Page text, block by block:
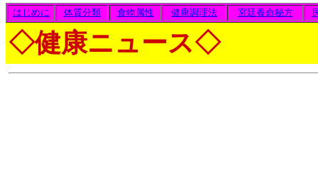
はじめに 体質分類 食物属性 健康調理法 宮廷養命秘方
◇健康ニュース◇